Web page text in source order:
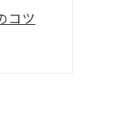
コツ
義